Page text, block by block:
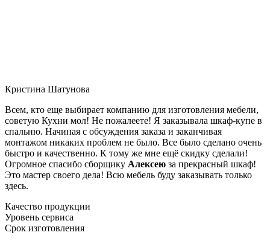
Кристина Шатунова
Всем, кто еще выбирает компанию для изготовления мебели,
советую Кухни мол! Не пожалеете! Я заказывала шкаф-купе в
спальню. Начиная с обсуждения заказа и заканчивая
монтажом никаких проблем не было. Все было сделано очень
быстро и качественно. К тому же мне ещё скидку сделали!
Огромное спасибо сборщику Алексею за прекрасный шкаф!
Это мастер своего дела! Всю мебель буду заказывать только
здесь.
Качество продукции
Уровень сервиса
Срок изготовления